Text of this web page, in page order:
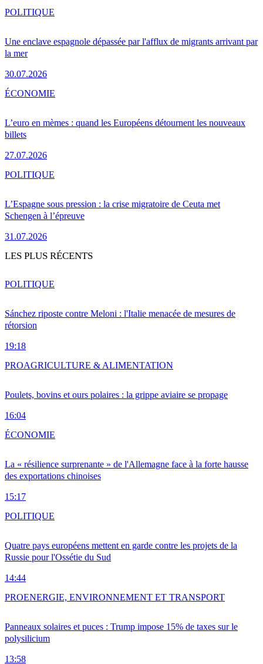
Une enclave espagnole dépassée par l'afflux de migrants arrivant par
la mer
30.07.2026
POLITIQUE
L’euro en mèmes : quand les Européens détournent les nouveaux
billets
27.07.2026
ÉCONOMIE
L’Espagne sous pression : la crise migratoire de Ceuta met
Schengen à l’épreuve
31.07.2026
POLITIQUE
LES PLUS RÉCENTS
Sánchez riposte contre Meloni : l'Italie menacée de mesures de
rétorsion
19:18
POLITIQUE
Poulets, bovins et ours polaires : la grippe aviaire se propage
16:04
PROAGRICULTURE & ALIMENTATION
La « résilience surprenante » de l'Allemagne face à la forte hausse
des exportations chinoises
15:17
ÉCONOMIE
Quatre pays européens mettent en garde contre les projets de la
Russie pour l'Ossétie du Sud
14:44
POLITIQUE
Panneaux solaires et puces : Trump impose 15% de taxes sur le
polysilicium
13:58
PROENERGIE, ENVIRONNEMENT ET TRANSPORT